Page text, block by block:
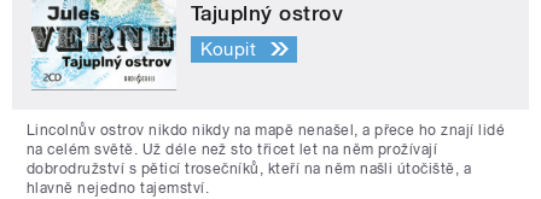
Tajuplný ostrov
Koupit
Lincolnův ostrov nikdo nikdy na mapě nenašel, a přece ho znají lidé
na celém světě. Už déle než sto třicet let na něm prožívají
dobrodružství s pěticí trosečníků, kteří na něm našli útočiště, a
hlavně nejedno tajemství.